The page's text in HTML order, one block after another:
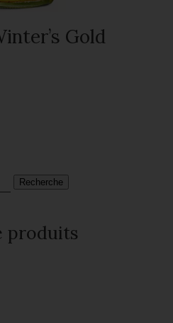
Gold
Recherche
produits